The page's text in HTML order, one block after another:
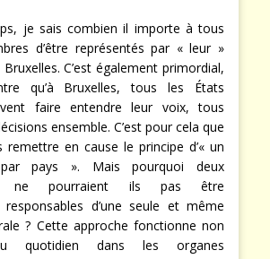
je sais combien il importe à tous
d’être représentés par « leur »
C’est également primordial,
qu’à Bruxelles, tous les États
faire entendre leur voix, tous
ensemble. C’est pour cela que
remettre en cause le principe d’« un
par pays ». Mais pourquoi deux
ne pourraient ils pas être
d’une seule et même
? Cette approche fonctionne non
quotidien dans les organes